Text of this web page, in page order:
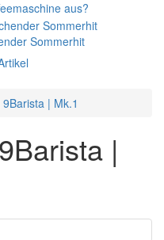
aus?
Sommerhit
| Mk.1
|